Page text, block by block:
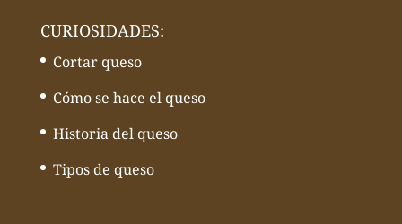
CURIOSIDADES:
Cortar queso
Cómo se hace el queso
Historia del queso
Tipos de queso